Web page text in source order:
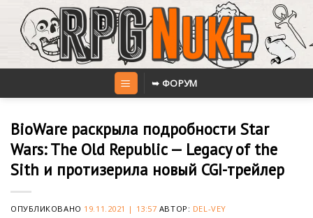
content
➥ ФОРУМ
BioWare раскрыла подробности Star
Wars: The Old Republic — Legacy of the
Sith и протизерила новый CGI-трейлер
ОПУБЛИКОВАНО 19.11.2021 | 13:57 АВТОР: DEL-VEY